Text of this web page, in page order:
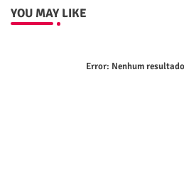
YOU MAY LIKE
Error: Nenhum